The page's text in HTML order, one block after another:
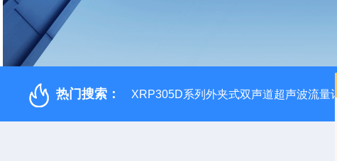
热门搜索： XRP305D系列外夹式双声道超声波流量计